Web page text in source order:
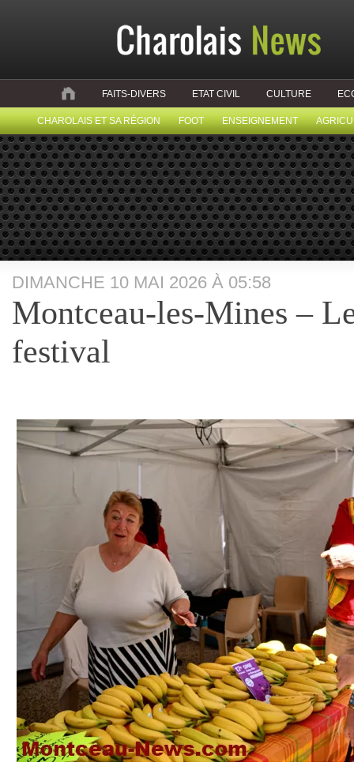
FAITS-DIVERS ETAT CIVIL CULTURE
CHAROLAIS ET SA RÉGION FOOT ENSEIGNEMENT
DIMANCHE 10 MAI 2026 À 05:58
Montceau-les-Mines –
festival